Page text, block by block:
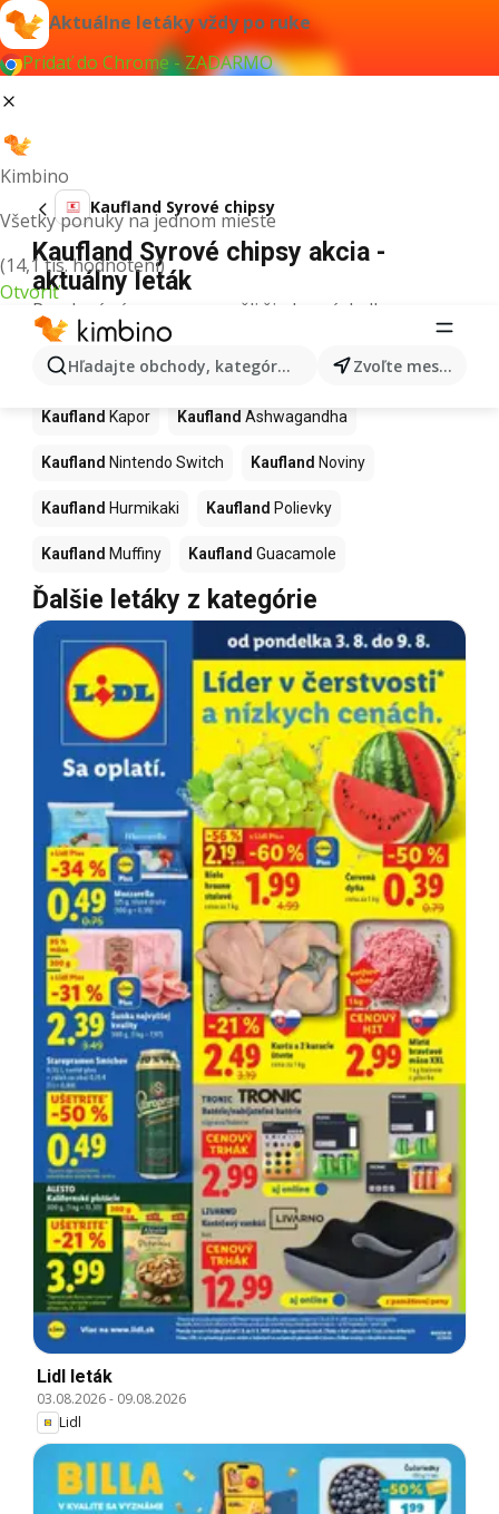
Aktuálne letáky vždy po ruke
Pridať do Chrome - ZADARMO
Kimbino
Všetky ponuky na jednom mieste
(14,1 tis. hodnotení)
Otvoriť
Hľadajte obchody, kategórie, produkty... Zvoľte mesto
Kaufland Syrové chipsy
Kaufland Syrové chipsy akcia -
aktuálny leták
Pre daný výraz sme nenašli žiadne výsledky.
Ďalšie produkty v obchodoch
Kaufland
Kaufland Kapor Kaufland Ashwagandha
Kaufland Nintendo Switch Kaufland Noviny
Kaufland Hurmikaki Kaufland Polievky
Kaufland Muffiny Kaufland Guacamole
Ďalšie letáky z kategórie
Lidl leták
03.08.2026- 09.08.2026
Lidl